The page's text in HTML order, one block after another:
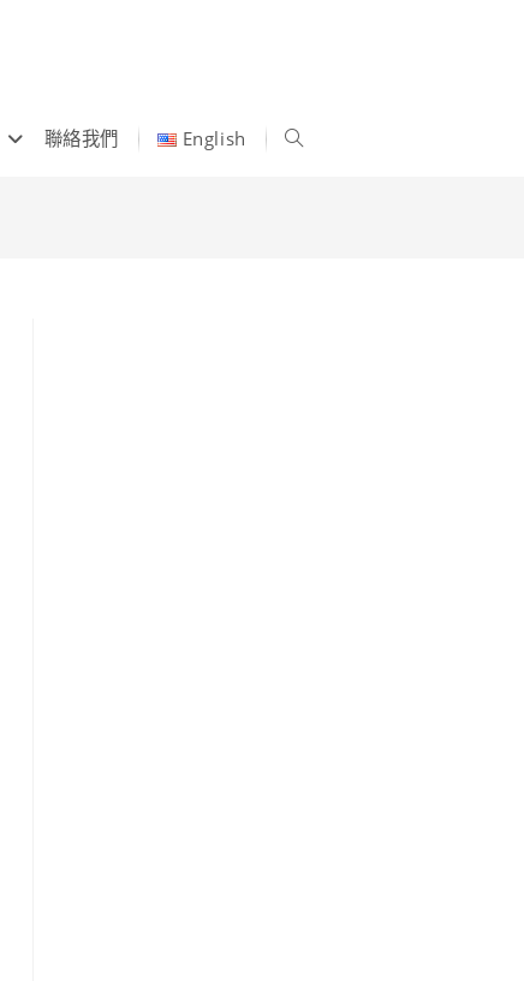
聯絡我們 English